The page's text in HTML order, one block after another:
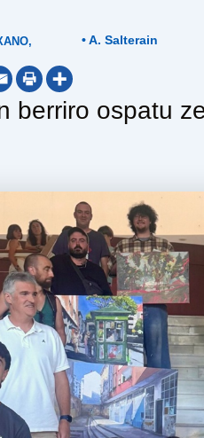
, • A. Salterain
berriro ospatu